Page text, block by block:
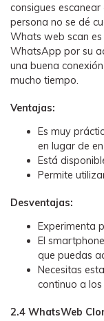
consigues
persona no se dé
Whats web scan
WhatsApp por su
una buena
mucho tiempo.
Ventajas:
Es muy
en lugar de en
Está
Permite
Desventajas:
Experimenta
El
que puedas
Necesitas
continuo a
2.4 WhatsWeb